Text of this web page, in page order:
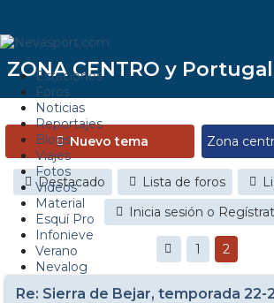
Estaciones
Foros
Noticias
Reportajes
Blogs
Viajes
Fotos
Videos
Material
Esquí Pro
Infonieve
Verano
Nevalog
ZONA CENTRO y Portugal
Nuevo tema
Destacado Lista de foros
Inicia sesión o
1 2
Re: Sierra de Bejar, temporada 22-